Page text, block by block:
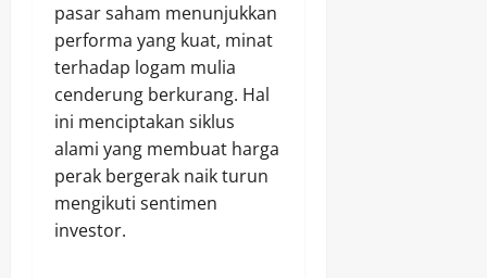
pasar saham menunjukkan
performa yang kuat, minat
terhadap logam mulia
cenderung berkurang. Hal
ini menciptakan siklus
alami yang membuat harga
perak bergerak naik turun
mengikuti sentimen
investor.